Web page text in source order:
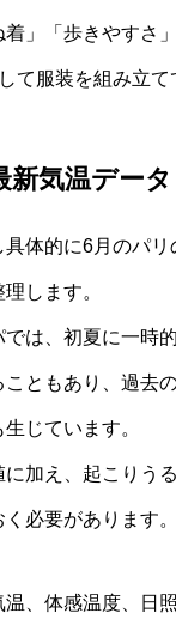
着」「歩きやすさ
て服装を組み立て
新気温デー
体的に6月のパリ
します。
は、初夏に一時
ともあり、過去
じています。
加え、起こりう
必要があります。
温、体感温度、日